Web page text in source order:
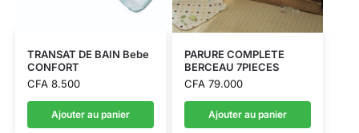
TRANSAT DE BAIN Bebe
CONFORT
CFA8.500
Ajouter au panier
PARURE COMPLETE
BERCEAU 7PIECES
CFA79.000
Ajouter au panier